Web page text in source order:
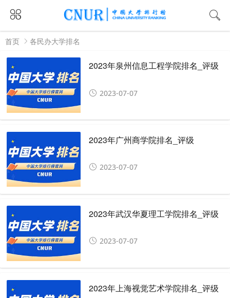
首页 各民办大学排名
2023年泉州信息工程学院排名_评级
2023-07-07
2023年广州商学院排名_评级
2023-07-07
2023年武汉华夏理工学院排名_评级
2023-07-07
2023年上海视觉艺术学院排名_评级